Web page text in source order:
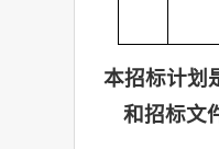
本招标计划
和招标文